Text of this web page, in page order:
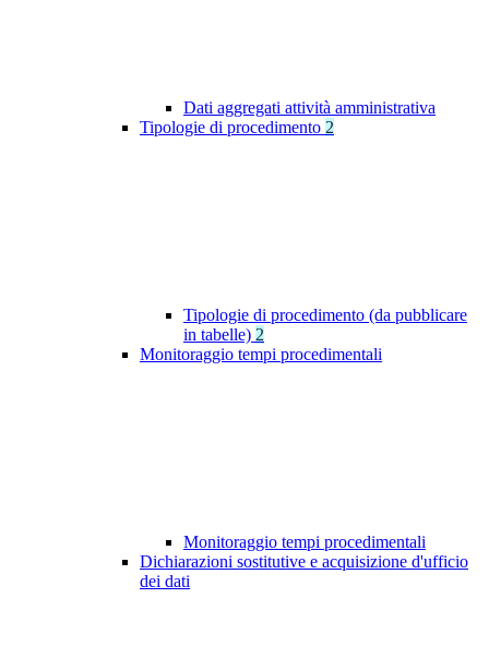
Dati aggregati attività amministrativa
Tipologie di procedimento 2
Tipologie di procedimento (da pubblicare
in tabelle) 2
Monitoraggio tempi procedimentali
Monitoraggio tempi procedimentali
Dichiarazioni sostitutive e acquisizione d'ufficio
dei dati